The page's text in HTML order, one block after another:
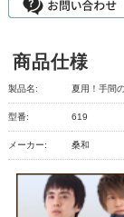
商品仕様
製品名: 夏用！手間
型番: 619
メーカー: 桑和